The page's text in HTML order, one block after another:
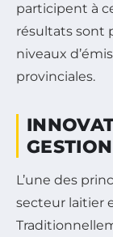
participent à
résultats sont
niveaux
provinciales.
L’une des
secteur laitier